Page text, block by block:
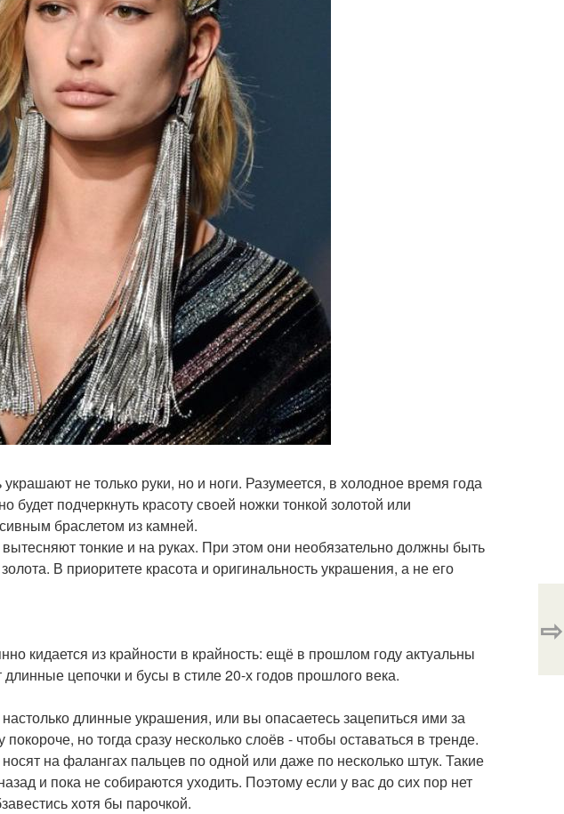
не только руки, но и ноги. Разумеется, в холодное время года
будет подчеркнуть красоту своей ножки тонкой золотой или
браслетом из камней.
тонкие и на руках. При этом они необязательно должны быть
В приоритете красота и оригинальность украшения, а не его
кидается из крайности в крайность: ещё в прошлом году актуальны
цепочки и бусы в стиле 20-х годов прошлого века.
длинные украшения, или вы опасаетесь зацепиться ими за
но тогда сразу несколько слоёв - чтобы оставаться в тренде.
на фалангах пальцев по одной или даже по несколько штук. Такие
и пока не собираются уходить. Поэтому если у вас до сих пор нет
хотя бы парочкой.
⇨